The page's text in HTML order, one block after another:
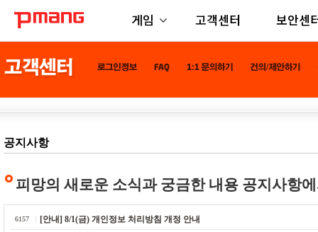
게임 고객센터 보안센
공지사항
피망의 새로운 소식과 궁금한 내용 공지사항
6157 [안내] 8/1(금) 개인정보 처리방침 개정 안내